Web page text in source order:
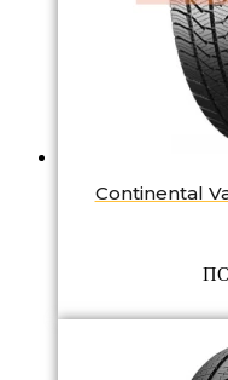
Continental